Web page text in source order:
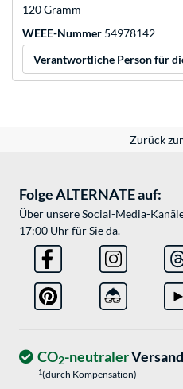
120 Gramm
WEEE-Nummer 54978142
Verantwortliche Person für
Zurück
Folge ALTERNATE auf:
Über unsere Social-Media-
17:00 Uhr für Sie da.
CO2-neutralerVersand
1(durch Kompensation)